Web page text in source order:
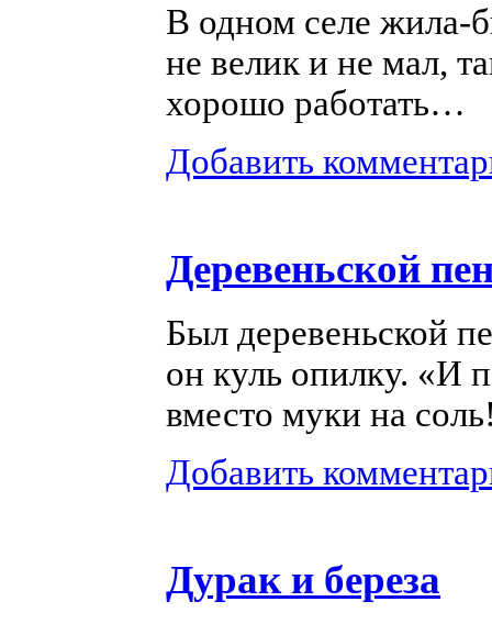
В одном селе жила-
не велик и не мал,
хорошо работать…
Добавить
Деревеньской
Был деревеньской
он куль опилку. «И
вместо муки на
Добавить
Дурак и береза